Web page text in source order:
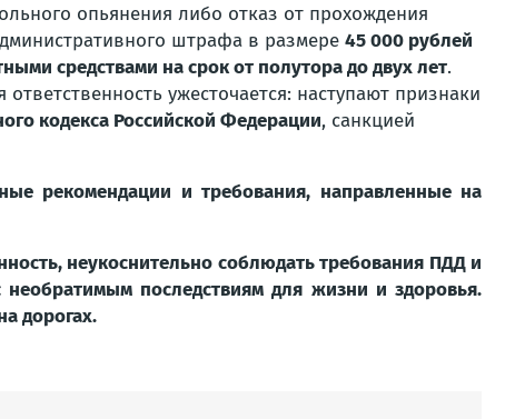
опьянения либо отказ от прохождения
штрафа в размере 45 000 рублей
средствами на срок от полутора до двух лет.
ужесточается: наступают признаки
кодекса Российской Федерации, санкцией
рекомендации и требования, направленные на
неукоснительно соблюдать требования ПДД и
последствиям для жизни и здоровья.
дорогах.